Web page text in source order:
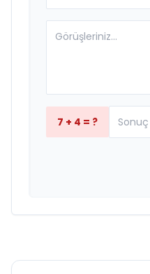
7 + 4 = ?